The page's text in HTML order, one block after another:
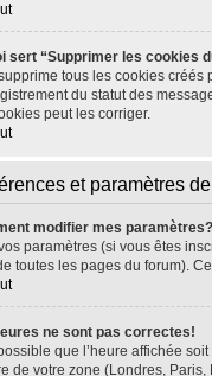
sert “Supprimer les cookies
tous les cookies créés
du statut des
peut les corriger.
et paramètres
modifier mes paramètres?
paramètres (si vous êtes
toutes les pages du forum).
ne sont pas correctes!
possible que l’heure affichée
de votre zone (Londres,